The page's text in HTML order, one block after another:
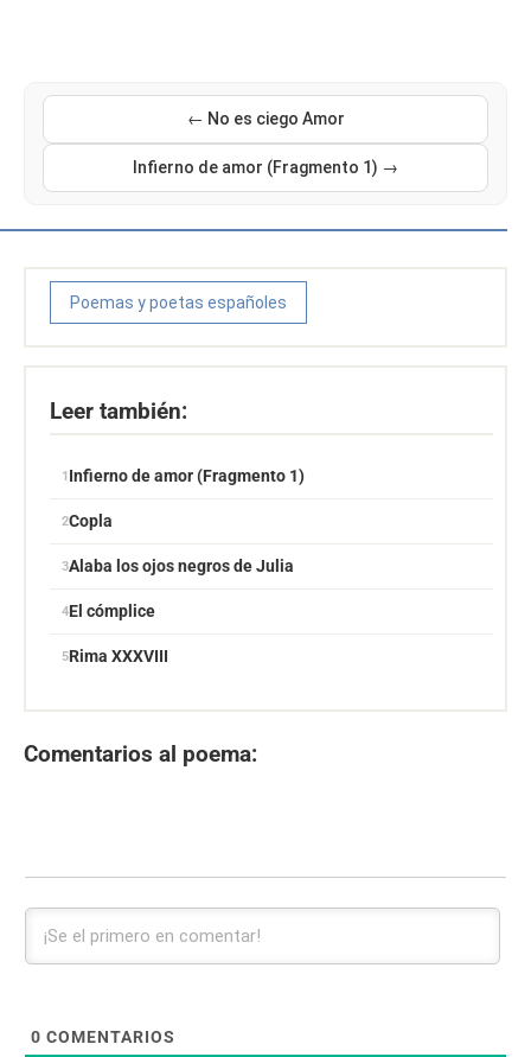
← No es ciego Amor
Infierno de amor (Fragmento 1) →
Poemas y poetas españoles
Leer también:
Infierno de amor (Fragmento 1)
Copla
Alaba los ojos negros de Julia
El cómplice
Rima XXXVIII
Comentarios al poema:
0 COMENTARIOS